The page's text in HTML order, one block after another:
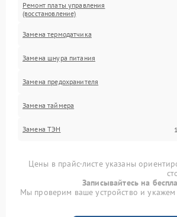
Ремонт платы управления
(восстановление)
Замена термодатчика
Замена шнура питания
Замена предохранителя
Замена таймера
Замена ТЭН
Цены в прайс-листе указаны
Записывайтесь на
Мы проверим ваше устройство и укажем